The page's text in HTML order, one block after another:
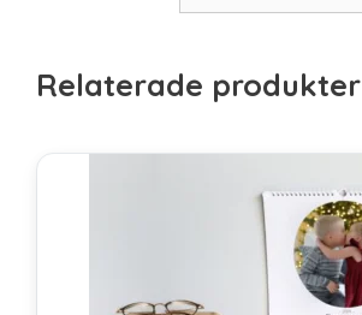
Relaterade produkter